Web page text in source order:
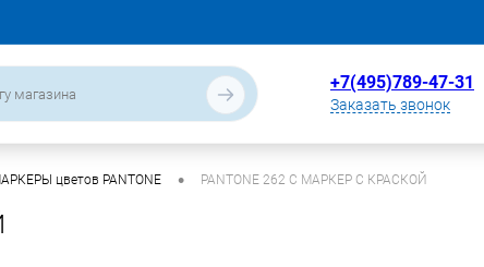
+7(495)789-47-31
Заказать звонок
цветов PANTONE • PANTONE 262 C МАРКЕР С КРАСКОЙ